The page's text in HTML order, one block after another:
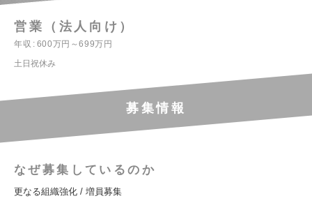
営業（法人向け）
年収
600万円～699万円
土日祝休み
募集情報
なぜ募集しているのか
更なる組織強化 / 増員募集